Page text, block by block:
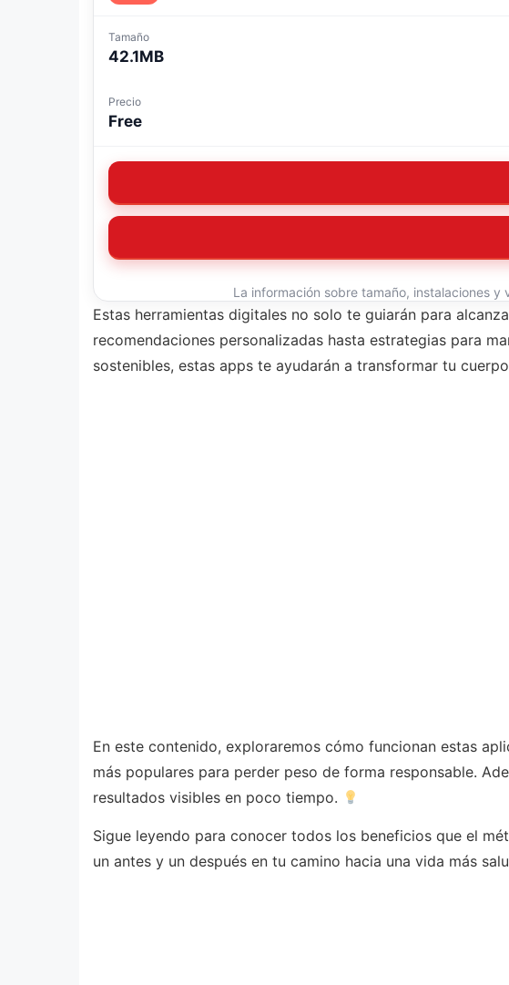
Tamaño
42.1MB
Precio
Free
La información sobre tamaño, instalaciones
Estas herramientas digitales no solo te guiarán para
recomendaciones personalizadas hasta estrategias para
sostenibles, estas apps te ayudarán a transformar tu
En este contenido, exploraremos cómo funcionan estas
más populares para perder peso de forma responsable.
resultados visibles en poco tiempo.
Sigue leyendo para conocer todos los beneficios que el
un antes y un después en tu camino hacia una vida más